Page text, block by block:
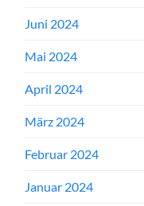
Juni 2024
Mai 2024
April 2024
März 2024
Februar 2024
Januar 2024